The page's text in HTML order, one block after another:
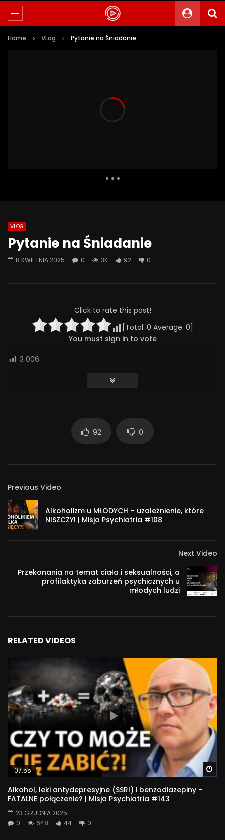
Home VLog Pytanie na Śniadanie
Alkohol, leki antydepresyjne (SSRI)
i benzodiazepiny – FATALNE
#143
VLOG
Pytanie na Śniadanie
8 KWIETNIA 2025 0 3K 92 0
Click to rate this post!
[Total: 0 Average: 0]
You must sign in to vote
3 006
92 0
Previous Video
Alkoholizm u MŁODYCH – uzależnienie, które
NISZCZY! | Misja Psychiatria #108
Next Video
Przekonania na temat ciała i seksualności, a
profilaktyka zaburzeń psychicznych u
młodych ludzi
RELATED VIDEOS
07:55
Alkohol, leki antydepresyjne (SSRI) i benzodiazepiny –
FATALNE połączenie? | Misja Psychiatria #143
23 GRUDNIA 2025
0
648 44 0